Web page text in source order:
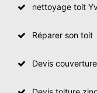
nettoyage toit
Réparer son toit
Devis